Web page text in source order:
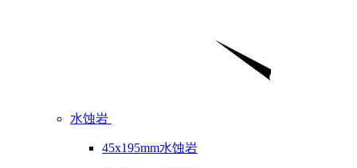
水蚀岩
45x195mm水蚀岩